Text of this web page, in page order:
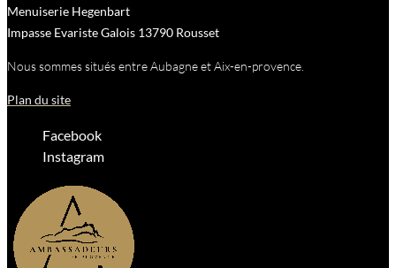
Menuiserie Hegenbart
Impasse Evariste Galois 13790 Rousset
Nous sommes situés entre Aubagne et Aix-en-provence.
Plan du site
Facebook
Instagram